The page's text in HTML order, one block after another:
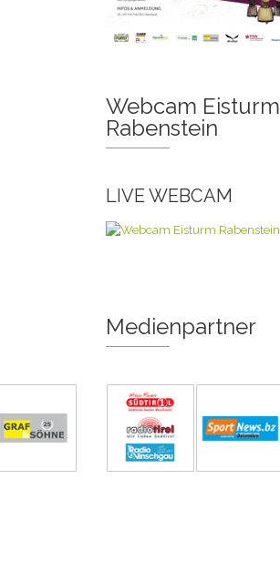
Webcam Eisturm
Rabenstein
LIVE WEBCAM
Medienpartner